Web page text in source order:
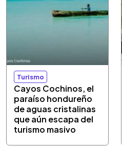
Turismo
Cayos Cochinos, el
paraíso hondureño
de aguas cristalinas
que aún escapa del
turismo masivo